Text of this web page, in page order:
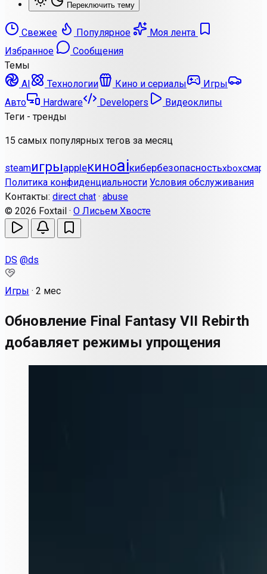
Переключить тему
Свежее Популярное
Моя лента
Избранное
Сообщения
Темы
AI
Технологии Кино и сериалы
Игры
Авто
Hardware Developers
Видеоклипы
Теги - тренды
15 самых популярных тегов за месяц
steamигрыappleкиноaiкибербезопасностьxbox
Политика конфиденциальности Условия обслуживания
Контакты: direct chat · abuse
© 2026 Foxtail · О Лисьем Хвосте
DS @ds
Игры · 2 мес
Обновление Final Fantasy VII Rebirth
добавляет режимы упрощения